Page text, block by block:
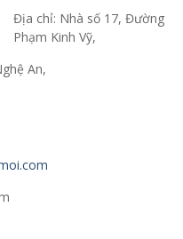
Địa chỉ: Nhà số 17, Đường
Phạm Kinh Vỹ,
An,